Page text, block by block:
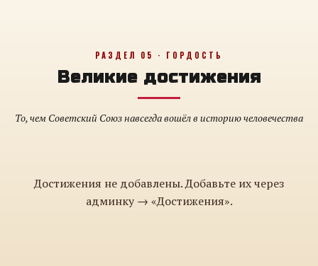
РАЗДЕЛ 05 · ГОРДОСТЬ
Великие достижения
То, чем Советский Союз навсегда вошёл в историю человечества
Достижения не добавлены. Добавьте их через
админку → «Достижения».